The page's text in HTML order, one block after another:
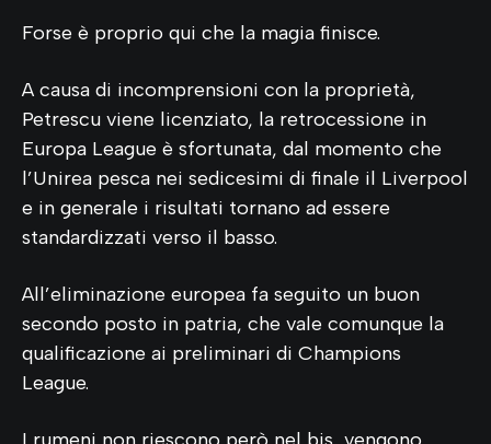
Forse è proprio qui che la magia finisce.
A causa di incomprensioni con la proprietà,
Petrescu viene licenziato, la retrocessione in
Europa League è sfortunata, dal momento che
l’Unirea pesca nei sedicesimi di finale il Liverpool
e in generale i risultati tornano ad essere
standardizzati verso il basso.
All’eliminazione europea fa seguito un buon
secondo posto in patria, che vale comunque la
qualificazione ai preliminari di Champions
League.